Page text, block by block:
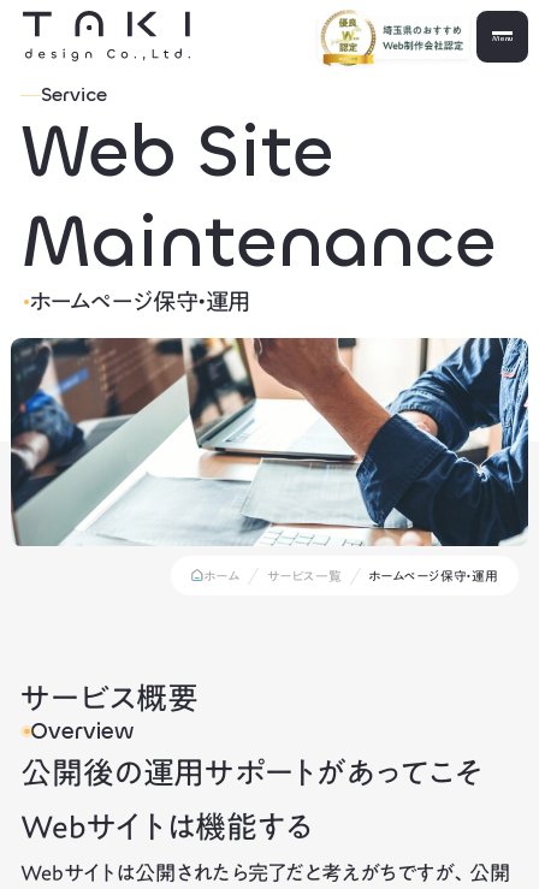
Menu
Service
Web Site
Maintenance
ホームページ保守・運用
ホーム サービス一覧 ホームページ保守・運用
サービス概要
Overview
公開後の運用サポートがあってこそ
Webサイトは機能する
Webサイトは公開されたら完了だと考えがちですが、公開